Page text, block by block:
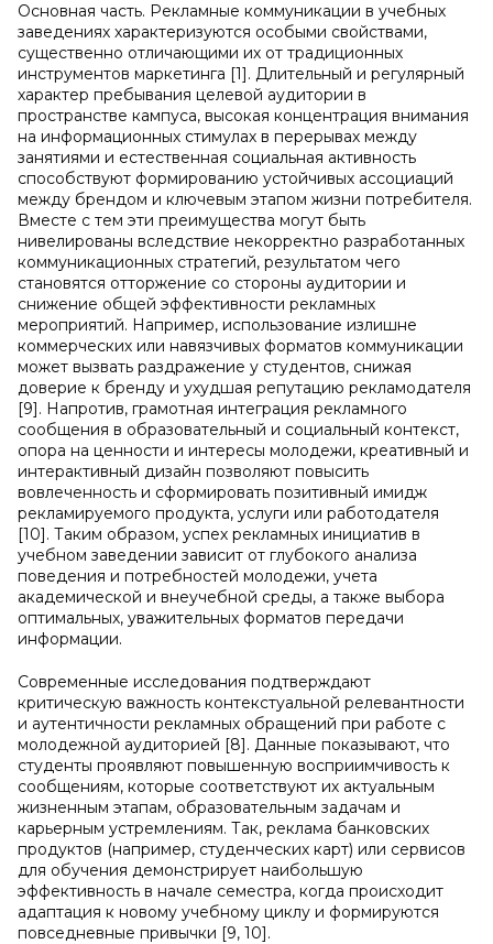
Основная часть. Рекламные коммуникации в учебных
заведениях характеризуются особыми свойствами,
существенно отличающими их от традиционных
инструментов маркетинга [1]. Длительный и регулярный
характер пребывания целевой аудитории в
пространстве кампуса, высокая концентрация внимания
на информационных стимулах в перерывах между
занятиями и естественная социальная активность
способствуют формированию устойчивых ассоциаций
между брендом и ключевым этапом жизни потребителя.
Вместе с тем эти преимущества могут быть
нивелированы вследствие некорректно разработанных
коммуникационных стратегий, результатом чего
становятся отторжение со стороны аудитории и
снижение общей эффективности рекламных
мероприятий. Например, использование излишне
коммерческих или навязчивых форматов коммуникации
может вызвать раздражение у студентов, снижая
доверие к бренду и ухудшая репутацию рекламодателя
[9]. Напротив, грамотная интеграция рекламного
сообщения в образовательный и социальный контекст,
опора на ценности и интересы молодежи, креативный и
интерактивный дизайн позволяют повысить
вовлеченность и сформировать позитивный имидж
рекламируемого продукта, услуги или работодателя
[10]. Таким образом, успех рекламных инициатив в
учебном заведении зависит от глубокого анализа
поведения и потребностей молодежи, учета
академической и внеучебной среды, а также выбора
оптимальных, уважительных форматов передачи
информации.
Современные исследования подтверждают
критическую важность контекстуальной релевантности
и аутентичности рекламных обращений при работе с
молодежной аудиторией [8]. Данные показывают, что
студенты проявляют повышенную восприимчивость к
сообщениям, которые соответствуют их актуальным
жизненным этапам, образовательным задачам и
карьерным устремлениям. Так, реклама банковских
продуктов (например, студенческих карт) или сервисов
для обучения демонстрирует наибольшую
эффективность в начале семестра, когда происходит
адаптация к новому учебному циклу и формируются
повседневные привычки [9, 10].